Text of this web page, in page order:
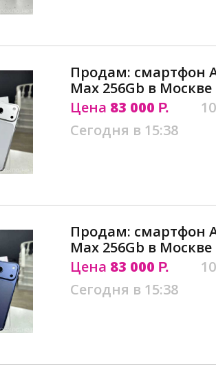
Продам: смартфон
Max 256Gb в Москве
Цена 83 000 Р.
Сегодня в 15:38
Продам: смартфон
Max 256Gb в Москве
Цена 83 000 Р.
Сегодня в 15:38